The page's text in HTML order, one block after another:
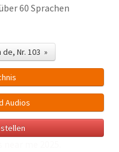
60 Sprachen
Nr. 103 »
Audios